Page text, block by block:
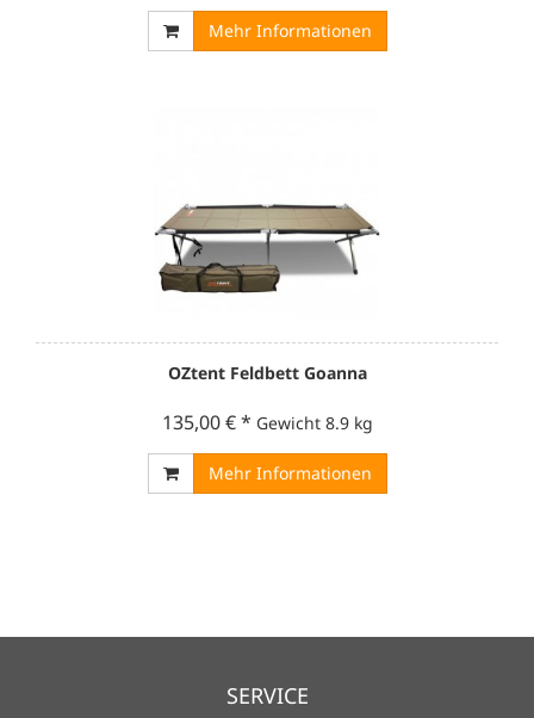
Mehr Informationen
OZtent Feldbett Goanna
135,00 €* Gewicht 8.9 kg
Mehr Informationen
SERVICE